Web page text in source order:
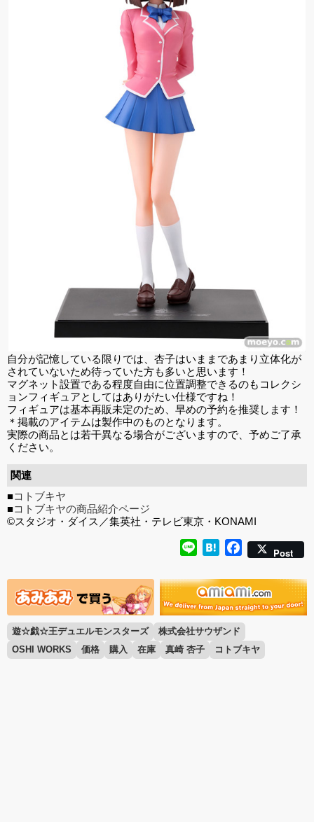
自分が記憶している限りでは、杏子はいままであまり立体化が
されていないため待っていた方も多いと思います！
マグネット設置である程度自由に位置調整できるのもコレクシ
ョンフィギュアとしてはありがたい仕様ですね！
フィギュアは基本再販未定のため、早めの予約を推奨します！
＊掲載のアイテムは製作中のものとなります。
実際の商品とは若干異なる場合がございますので、予めご了承
ください。
関連
■コトブキヤ
■コトブキヤの商品紹介ページ
©スタジオ・ダイス／集英社・テレビ東京・KONAMI
Line HatenaFacebook
Post
遊☆戯☆王デュエルモンスターズ
株式会社サウザンド
OSHI WORKS
価格 購入 在庫 真崎 杏子 コトブキヤ